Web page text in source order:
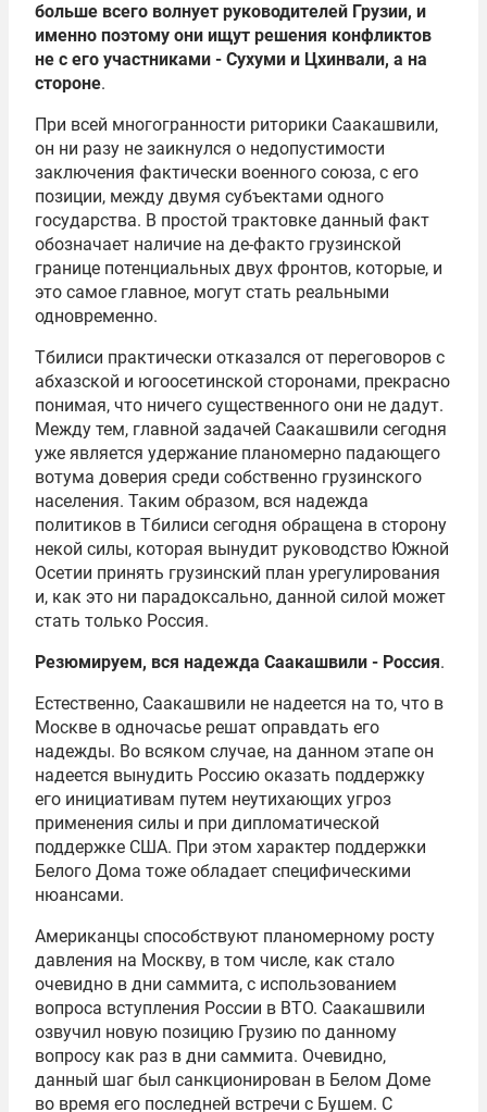
больше всего волнует руководителей Грузии, и
именно поэтому они ищут решения конфликтов
не с его участниками - Сухуми и Цхинвали, а на
стороне.
При всей многогранности риторики Саакашвили,
он ни разу не заикнулся о недопустимости
заключения фактически военного союза, с его
позиции, между двумя субъектами одного
государства. В простой трактовке данный факт
обозначает наличие на де-факто грузинской
границе потенциальных двух фронтов, которые, и
это самое главное, могут стать реальными
одновременно.
Тбилиси практически отказался от переговоров с
абхазской и югоосетинской сторонами, прекрасно
понимая, что ничего существенного они не дадут.
Между тем, главной задачей Саакашвили сегодня
уже является удержание планомерно падающего
вотума доверия среди собственно грузинского
населения. Таким образом, вся надежда
политиков в Тбилиси сегодня обращена в сторону
некой силы, которая вынудит руководство Южной
Осетии принять грузинский план урегулирования
и, как это ни парадоксально, данной силой может
стать только Россия.
Резюмируем, вся надежда Саакашвили - Россия.
Естественно, Саакашвили не надеется на то, что в
Москве в одночасье решат оправдать его
надежды. Во всяком случае, на данном этапе он
надеется вынудить Россию оказать поддержку
его инициативам путем неутихающих угроз
применения силы и при дипломатической
поддержке США. При этом характер поддержки
Белого Дома тоже обладает специфическими
нюансами.
Американцы способствуют планомерному росту
давления на Москву, в том числе, как стало
очевидно в дни саммита, с использованием
вопроса вступления России в ВТО. Саакашвили
озвучил новую позицию Грузию по данному
вопросу как раз в дни саммита. Очевидно,
данный шаг был санкционирован в Белом Доме
во время его последней встречи с Бушем. С